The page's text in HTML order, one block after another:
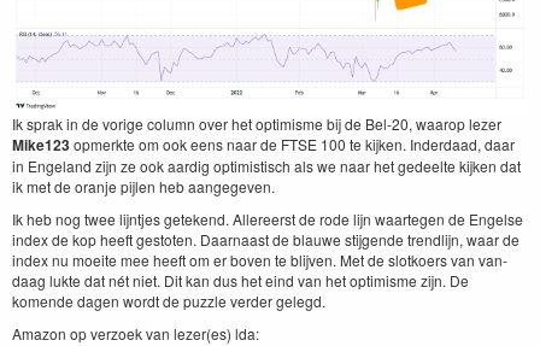
Ik sprak in de vorige col­umn over het opti­misme bij de Bel-20, waarop lez­er
Mike123opmerk­te om ook eens naar de FTSE 100 te kijken. Inder­daad, daar
in Enge­land zijn ze ook aardig opti­mistisch als we naar het gedeelte kijken dat
ik met de oran­je pijlen heb aangegeven.
Ik heb nog twee lijn­t­jes getek­end. Allereerst de rode lijn waarte­gen de Engelse
index de kop heeft gestoten. Daar­naast de blauwe sti­j­gende trendli­jn, waar de
index nu moeite mee heeft om er boven te bli­jven. Met de slotko­ers van van­
daag luk­te dat nét niet. Dit kan dus het eind van het opti­misme zijn. De
komende dagen wordt de puz­zle verder gelegd.
Ama­zon op ver­zoek van lezer(es) lda: